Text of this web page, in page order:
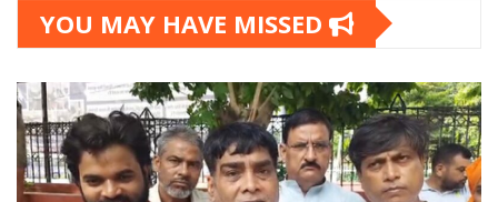
YOU MAY HAVE MISSED